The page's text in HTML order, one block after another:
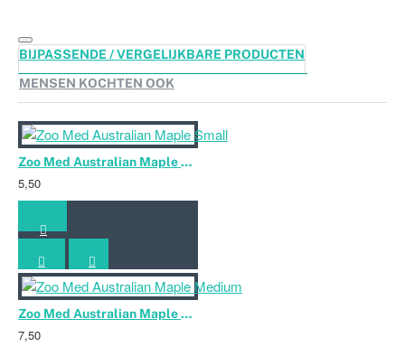
BIJPASSENDE / VERGELIJKBARE PRODUCTEN
MENSEN KOCHTEN OOK
Zoo Med Australian Maple Small
5,50
Zoo Med Australian Maple Medium
7,50